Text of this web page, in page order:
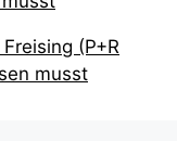
(P+R
musst